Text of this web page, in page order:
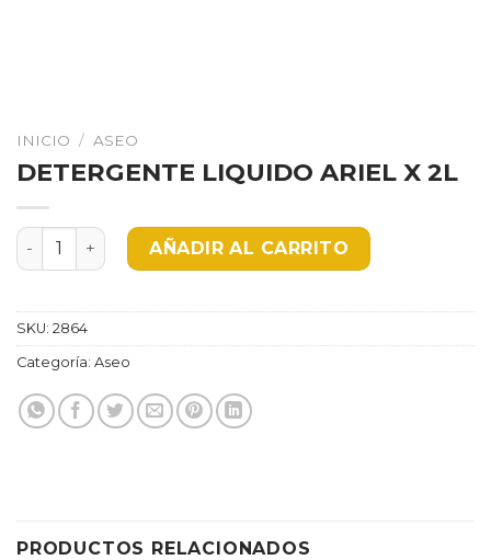
INICIO / ASEO
DETERGENTE LIQUIDO ARIEL X 2L
DETERGENTE LIQUIDO ARIEL X 2L cantidad
AÑADIR AL CARRITO
SKU: 2864
Categoría: Aseo
PRODUCTOS RELACIONADOS